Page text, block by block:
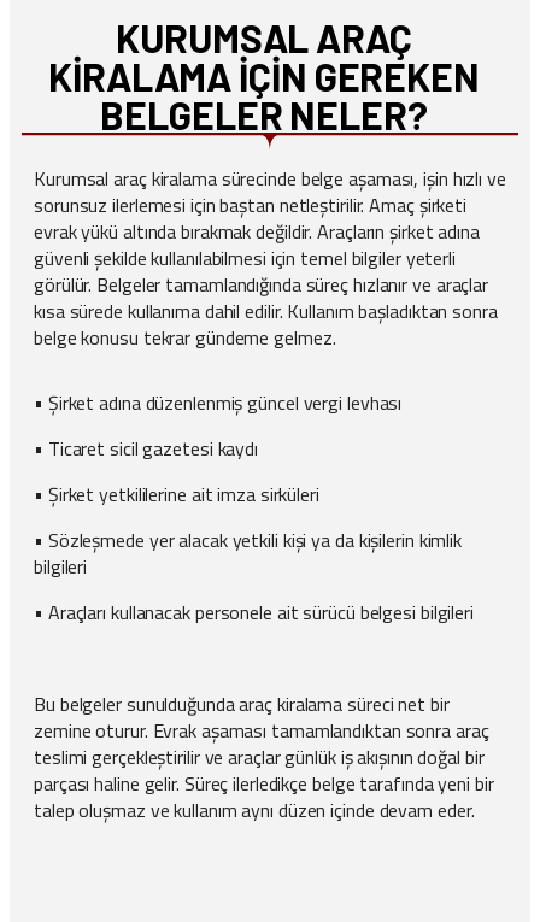
KURUMSAL ARAÇ
KIRALAMA İÇIN GEREKEN
BELGELER NELER?
Kurumsal araç kiralama sürecinde belge aşaması, işin hızlı ve
sorunsuz ilerlemesi için baştan netleştirilir. Amaç şirketi
evrak yükü altında bırakmak değildir. Araçların şirket adına
güvenli şekilde kullanılabilmesi için temel bilgiler yeterli
görülür. Belgeler tamamlandığında süreç hızlanır ve araçlar
kısa sürede kullanıma dahil edilir. Kullanım başladıktan sonra
belge konusu tekrar gündeme gelmez.
• Şirket adına düzenlenmiş güncel vergi levhası
• Ticaret sicil gazetesi kaydı
• Şirket yetkililerine ait imza sirküleri
• Sözleşmede yer alacak yetkili kişi ya da kişilerin kimlik
bilgileri
• Araçları kullanacak personele ait sürücü belgesi bilgileri
Bu belgeler sunulduğunda araç kiralama süreci net bir
zemine oturur. Evrak aşaması tamamlandıktan sonra araç
teslimi gerçekleştirilir ve araçlar günlük iş akışının doğal bir
parçası haline gelir. Süreç ilerledikçe belge tarafında yeni bir
talep oluşmaz ve kullanım aynı düzen içinde devam eder.